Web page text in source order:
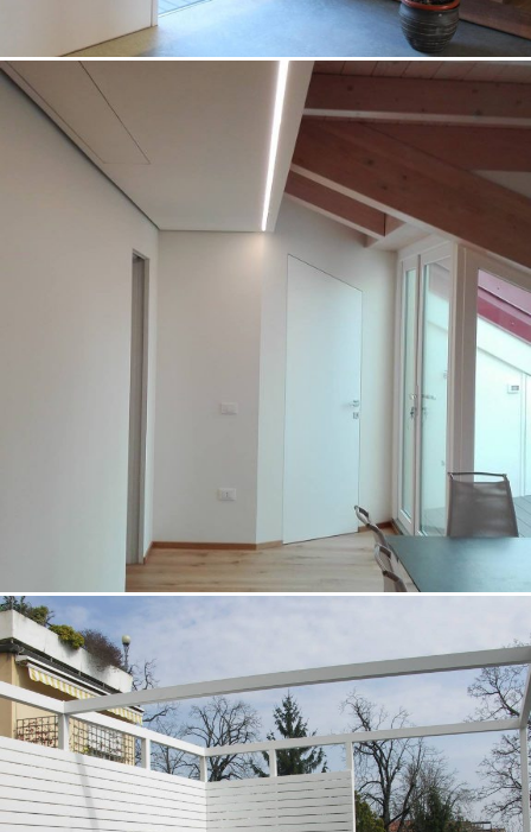
Appartamento 03 Padova
18/10/2022